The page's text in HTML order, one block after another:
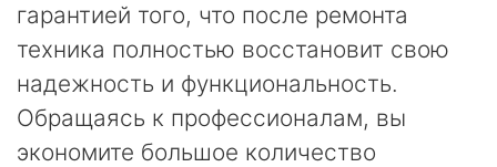
гарантией того, что после ремонта
техника полностью восстановит свою
надежность и функциональность.
Обращаясь к профессионалам, вы
экономите большое количество